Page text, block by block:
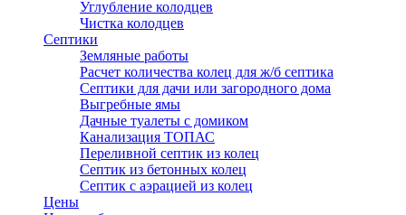
Углубление колодцев
Чистка колодцев
Септики
Земляные работы
Расчет количества колец для ж/б септика
Септики для дачи или загородного дома
Выгребные ямы
Дачные туалеты с домиком
Канализация ТОПАС
Переливной септик из колец
Септик из бетонных колец
Септик с аэрацией из колец
Цены